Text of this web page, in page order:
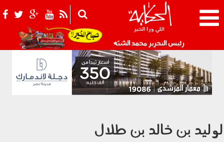
رئيس التحرير محمد الشبّه 021_2.png
بن خالد بن طلال